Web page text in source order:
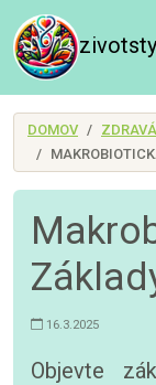
DOMOV
16.3.2025
Objevte